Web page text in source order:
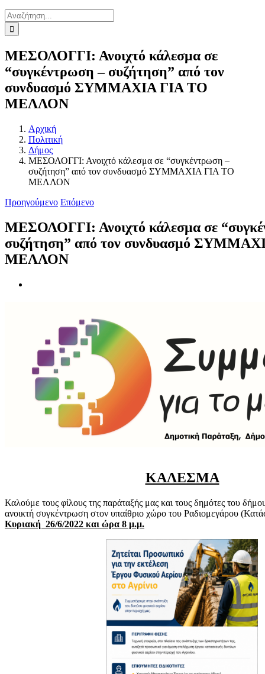
Αναζήτηση
για:
ΜΕΣΟΛΟΓΓΙ: Ανοιχτό κάλεσμα σε
“συγκέντρωση – συζήτηση” από τον
συνδυασμό ΣΥΜΜΑΧΙΑ ΓΙΑ ΤΟ
ΜΕΛΛΟΝ
Αρχική
Πολιτική
Δήμος
ΜΕΣΟΛΟΓΓΙ: Ανοιχτό κάλεσμα σε “συγκέντρωση –
συζήτηση” από τον συνδυασμό ΣΥΜΜΑΧΙΑ ΓΙΑ ΤΟ
ΜΕΛΛΟΝ
Προηγούμενο Επόμενο
ΜΕΣΟΛΟΓΓΙ: Ανοιχτό κάλεσμα σε
συζήτηση” από τον συνδυασμό
ΜΕΛΛΟΝ
ΚΑΛΕΣΜΑ
Καλούμε τους φίλους της παράταξής μας και τους δημότες του
ανοικτή συγκέντρωση στον υπαίθριο χώρο του Ραδιομεγάρου
Κυριακή 26/6/2022 και ώρα 8 μ.μ.